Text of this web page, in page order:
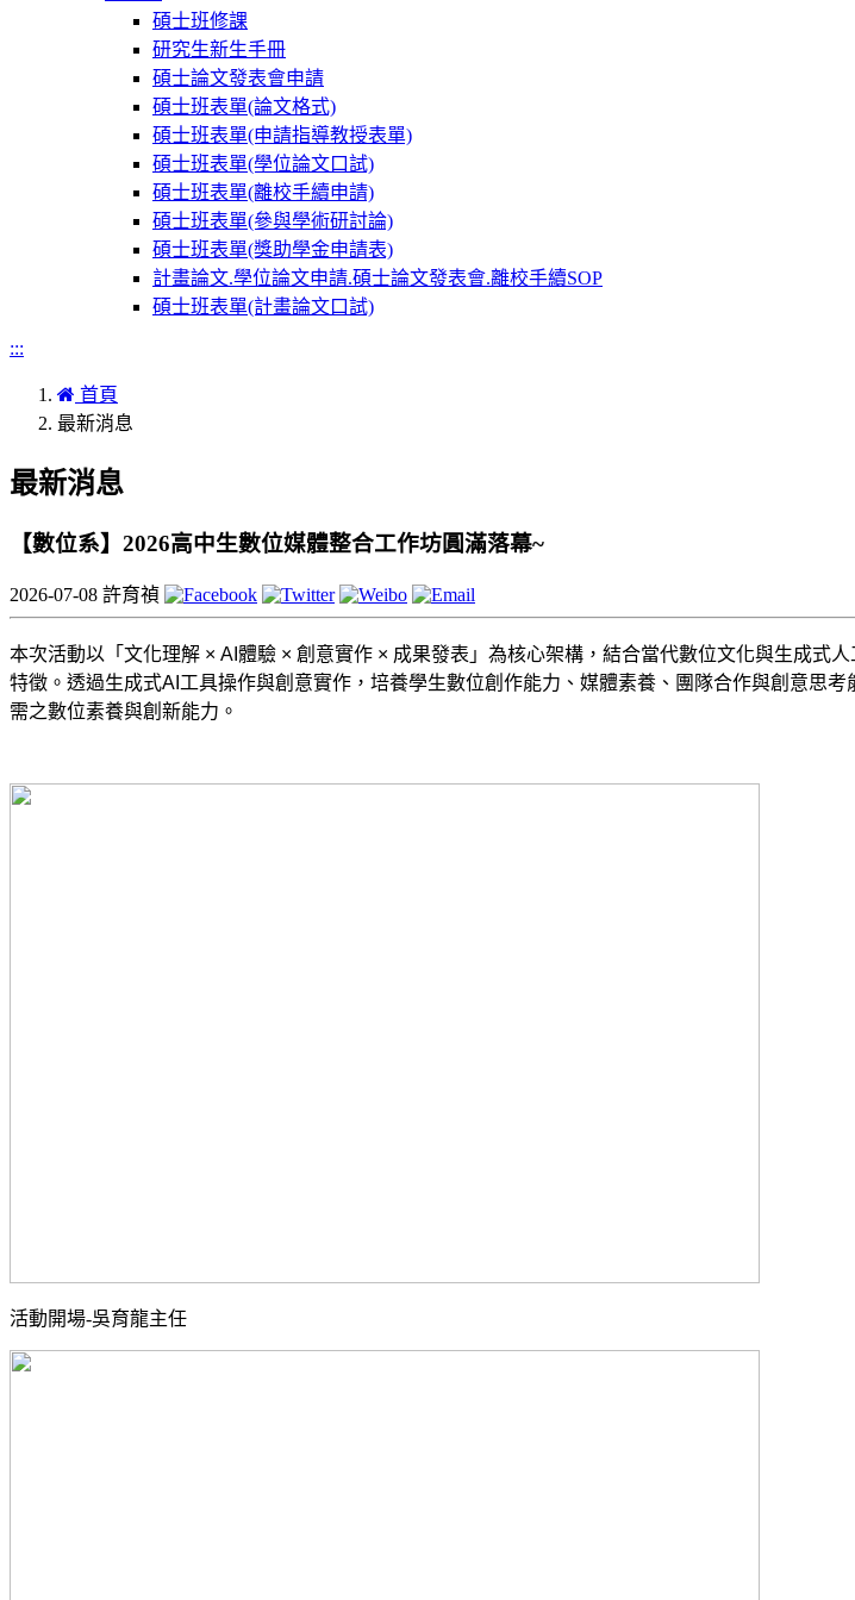
碩士班修課
研究生新生手冊
碩士論文發表會申請
碩士班表單(論文格式)
碩士班表單(申請指導教授表單)
碩士班表單(學位論文口試)
碩士班表單(離校手續申請)
碩士班表單(參與學術研討論)
碩士班表單(獎助學金申請表)
計畫論文.學位論文申請.碩士論文發表會.離校手續SOP
碩士班表單(計畫論文口試)
:::
首頁
最新消息
最新消息
【數位系】2026高中生數位媒體整合工作坊圓滿落幕~
2026-07-08 許育禎
本次活動以「文化理解 × AI 體驗 × 創意實作 × 成果發表」為核心架構，結合當代數位文化與生成式
特徵。透過生成式AI 工具操作與創意實作，培養學生數位創作能力、媒體素養、團隊合作與創意思
需之數位素養與創新能力。
活動開場-吳育龍主任